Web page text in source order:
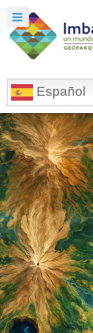
Español